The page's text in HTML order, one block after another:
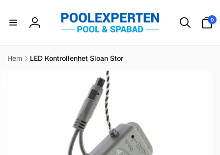
innehåll
Logga
0
artiklar
Hem
LED Kontrollenhet Sloan Stor